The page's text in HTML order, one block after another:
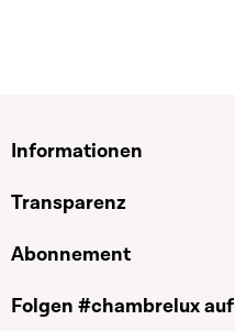
Informationen
Transparenz
Abonnement
Folgen #chambrelux auf